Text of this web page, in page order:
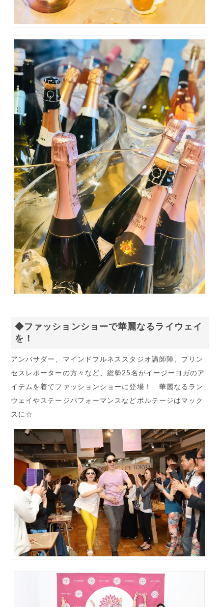
◆ファッションショーで華麗なるライウェイ
を！
アンバサダー、マインドフルネススタジオ講師陣、プリン
セスレポーターの方々など、総勢25名がイージーヨガのア
イテムを着てファッションショーに登場！ 華麗なるラン
ウェイやステージパフォーマンスなどボルテージはマック
スに☆